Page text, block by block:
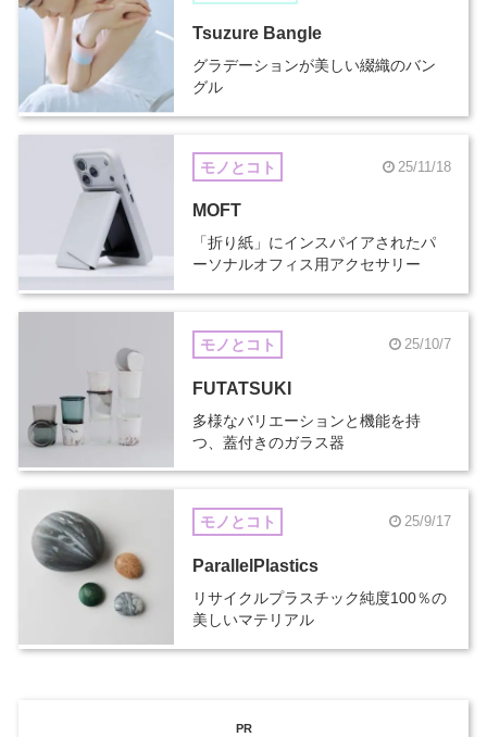
Tsuzure Bangle
グラデーションが美しい綴織のバン
グル
モノとコト 25/11/18
MOFT
「折り紙」にインスパイアされたパ
ーソナルオフィス用アクセサリー
モノとコト 25/10/7
FUTATSUKI
多様なバリエーションと機能を持
つ、蓋付きのガラス器
モノとコト 25/9/17
ParallelPlastics
リサイクルプラスチック純度100％の
美しいマテリアル
PR